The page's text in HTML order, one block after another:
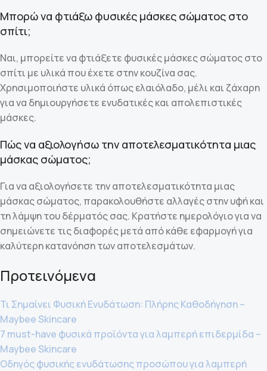
Μπορώ να φτιάξω φυσικές μάσκες σώματος στο
σπίτι;
Ναι, μπορείτε να φτιάξετε φυσικές μάσκες σώματος στο
σπίτι με υλικά που έχετε στην κουζίνα σας.
Χρησιμοποιήστε υλικά όπως ελαιόλαδο, μέλι και ζάχαρη
για να δημιουργήσετε ενυδατικές και απολεπιστικές
μάσκες.
Πώς να αξιολογήσω την αποτελεσματικότητα μιας
μάσκας σώματος;
Για να αξιολογήσετε την αποτελεσματικότητα μιας
μάσκας σώματος, παρακολουθήστε αλλαγές στην υφή και
τη λάμψη του δέρματός σας. Κρατήστε ημερολόγιο για να
σημειώνετε τις διαφορές μετά από κάθε εφαρμογή για
καλύτερη κατανόηση των αποτελεσμάτων.
Προτεινόμενα
Τι Σημαίνει Φυσική Ενυδάτωση: Πλήρης Καθοδήγηση –
Maybee Skincare
7 must-have φυσικά προϊόντα για λαμπερή επιδερμίδα –
Maybee Skincare
Οδηγός φυσικής ενυδάτωσης προσώπου για λαμπερή